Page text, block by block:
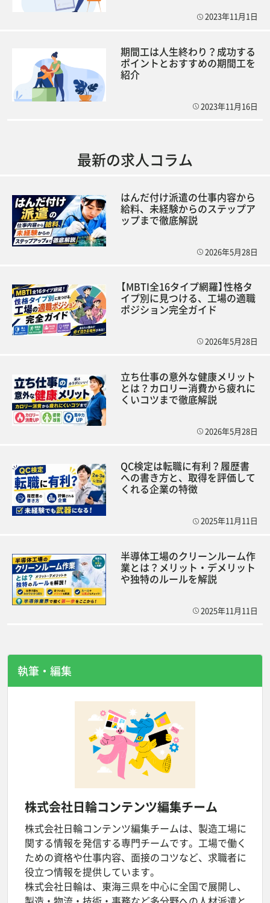
2023年11月1日
期間工は人生終わり？成功する
ポイントとおすすめの期間工を
紹介
2023年11月16日
最新の求人コラム
はんだ付け派遣の仕事内容から
給料、未経験からのステップア
ップまで徹底解説
2026年5月28日
【MBTI全16タイプ網羅】性格タ
イプ別に見つける、工場の適職
ポジション完全ガイド
2026年5月28日
立ち仕事の意外な健康メリット
とは？カロリー消費から疲れに
くいコツまで徹底解説
2026年5月28日
QC検定は転職に有利？履歴書
への書き方と、取得を評価して
くれる企業の特徴
2025年11月11日
半導体工場のクリーンルーム作
業とは？メリット・デメリット
や独特のルールを解説
2025年11月11日
執筆・編集
株式会社日輪コンテンツ編集チーム
株式会社日輪コンテンツ編集チームは、製造工場に
関する情報を発信する専門チームです。工場で働く
ための資格や仕事内容、面接のコツなど、求職者に
役立つ情報を提供しています。
株式会社日輪は、東海三県を中心に全国で展開し、